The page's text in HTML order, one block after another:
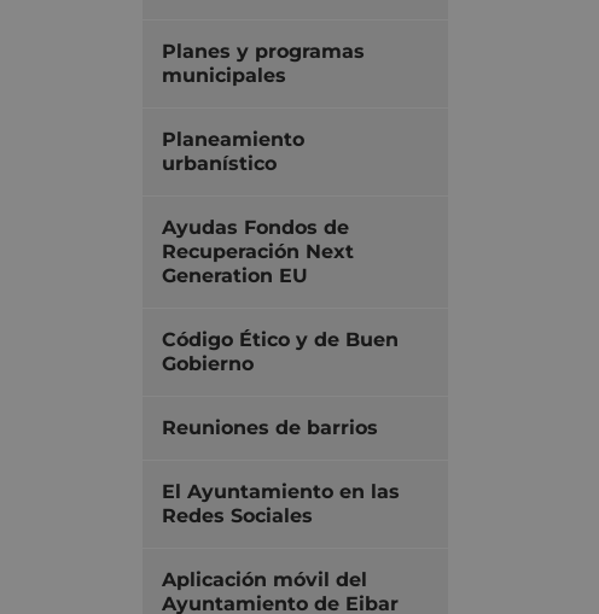
Planes y programas
municipales
Planeamiento
urbanístico
Ayudas Fondos de
Recuperación Next
Generation EU
Código Ético y de Buen
Gobierno
Reuniones de barrios
El Ayuntamiento en las
Redes Sociales
Aplicación móvil del
Ayuntamiento de Eibar